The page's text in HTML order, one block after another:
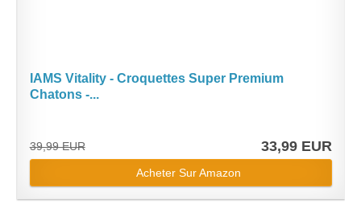
IAMS Vitality - Croquettes Super Premium
Chatons -...
39,99 EUR 33,99 EUR
Acheter Sur Amazon